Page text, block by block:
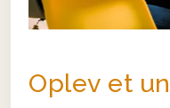
Oplev et